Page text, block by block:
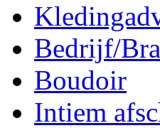
Bedrijf/
Boudoir
Intiem